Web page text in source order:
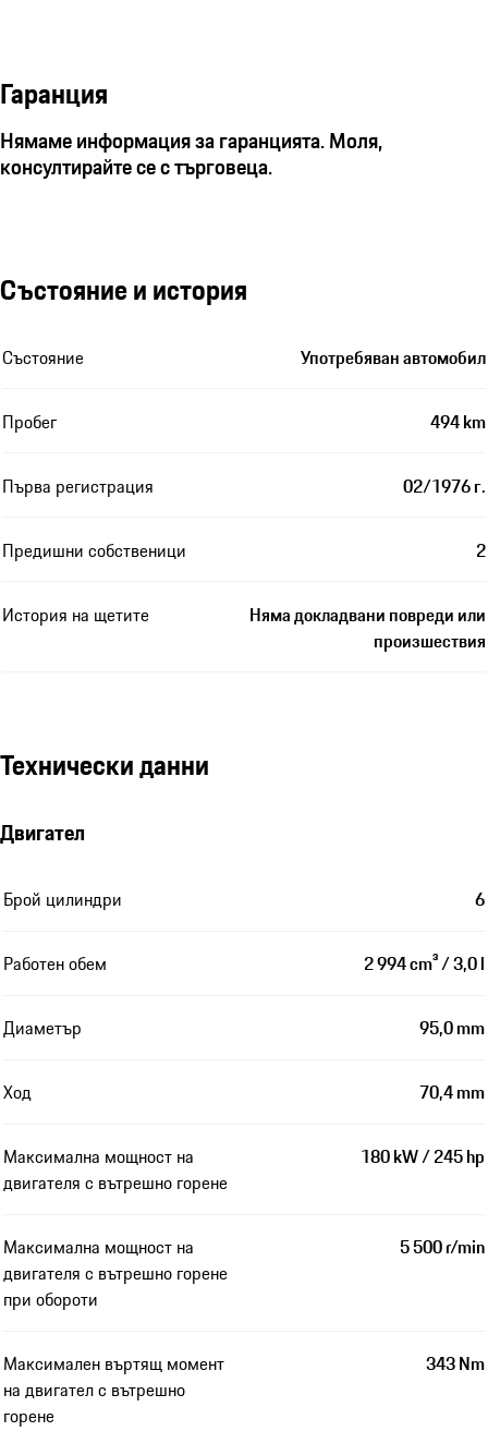
Гаранция
Нямаме информация за гаранцията. Моля,
консултирайте се с търговеца.
Състояние и история
Състояние Употребяван автомобил
Пробег 494 km
Първа регистрация 02/1976 г.
Предишни собственици 2
История на щетите
Няма докладвани повреди или
произшествия
Технически данни
Двигател
Брой цилиндри 6
Работен обем 2 994 cm³ / 3,0 l
Диаметър 95,0 mm
Ход 70,4 mm
Максимална мощност на
двигателя с вътрешно горене
180 kW / 245 hp
Максимална мощност на
двигателя с вътрешно горене
при обороти
5 500 r/min
Максимален въртящ момент
на двигател с вътрешно
горене
343 Nm